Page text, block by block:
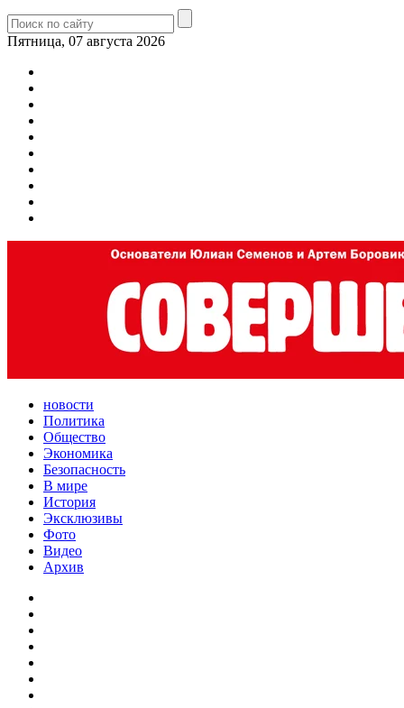
Пятница, 07 августа 2026
новости
Политика
Общество
Экономика
Безопасность
В мире
История
Эксклюзивы
Фото
Видео
Архив